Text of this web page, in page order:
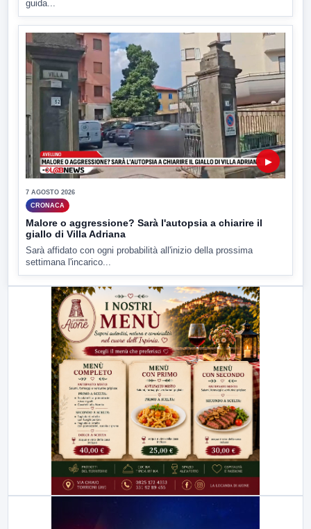
guida...
▶
7 AGOSTO 2026
CRONACA
Malore o aggressione? Sarà l'autopsia a chiarire il
giallo di Villa Adriana
Sarà affidato con ogni probabilità all'inizio della prossima
settimana l'incarico...